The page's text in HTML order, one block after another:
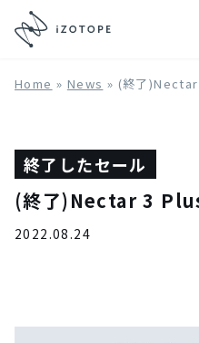
Home » News » (終了
終了したセール
(終了)Nectar 3
2022.08.24